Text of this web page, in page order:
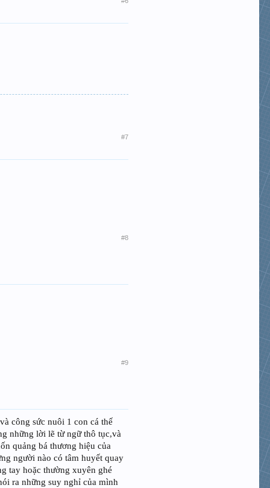
#7
#8
#9
công sức nuôi 1 con cá thế
những lời lẽ từ ngữ thô tục,và
quảng bá thương hiệu của
người nào có tâm huyết quay
tay hoặc thường xuyên ghé
ra những suy nghỉ của mình